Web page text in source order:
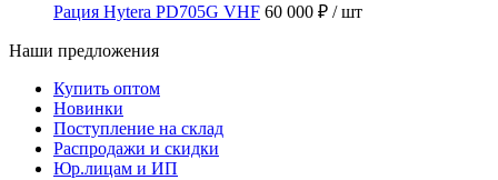
Рация Hytera PD705G VHF 60 000 ₽ / шт
Наши предложения
Купить оптом
Новинки
Поступление на склад
Распродажи и скидки
Юр.лицам и ИП